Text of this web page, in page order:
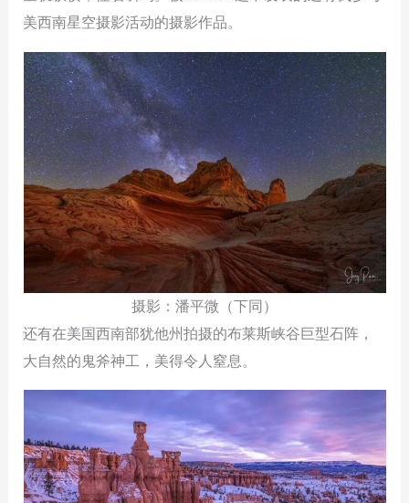
美西南星空摄影活动的摄影作品。
摄影：潘平微（下同）
还有在美国西南部犹他州拍摄的布莱斯峡谷巨型石阵，
大自然的鬼斧神工，美得令人窒息。